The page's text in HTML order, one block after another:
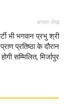
अगला लेख
भी भगवान प्रभु श्री
प्रतिष्ठा के दौरान
सम्मिलित, मिर्जापुर